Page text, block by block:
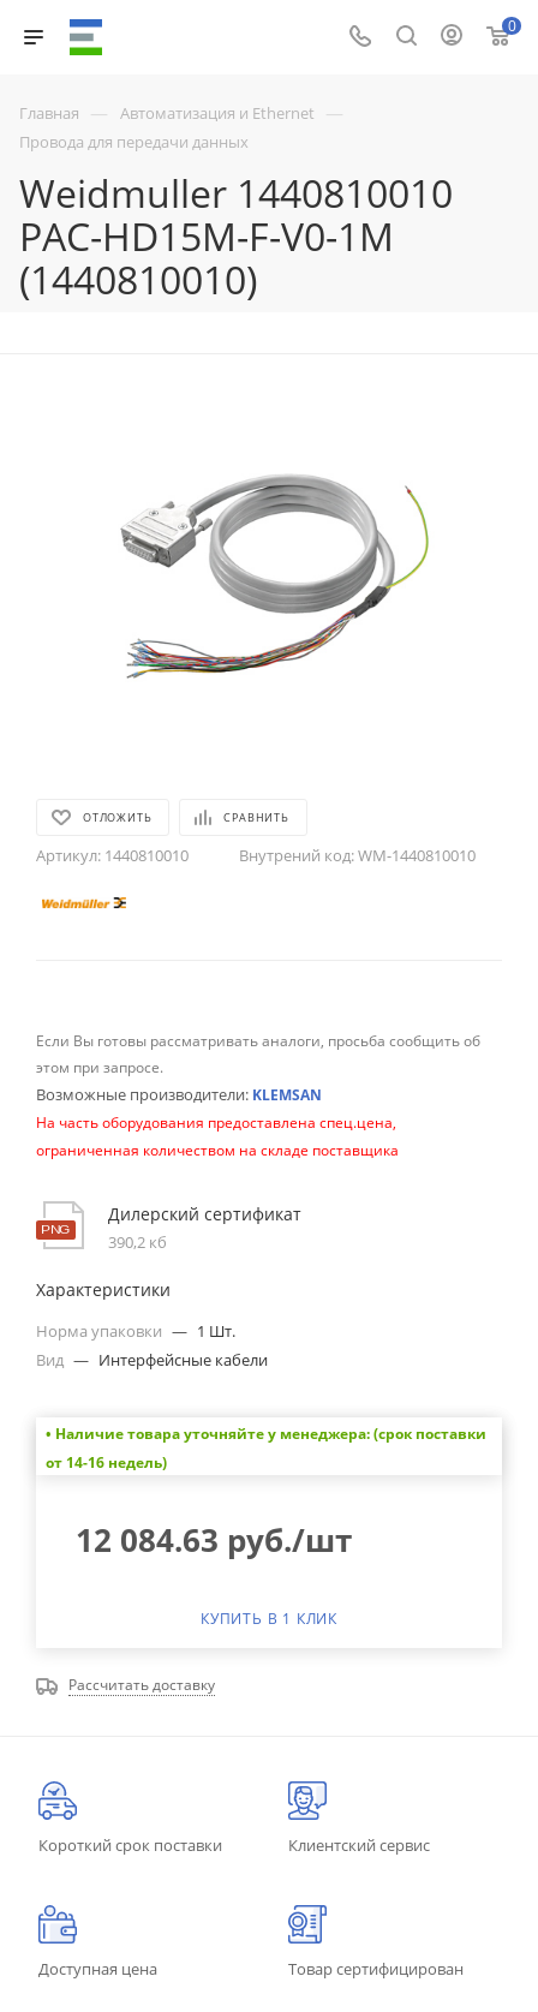
0
Главная — Автоматизация и Ethernet —
Провода для передачи данных
Weidmuller 1440810010
PAC-HD15M-F-V0-1M
(1440810010)
ОТЛОЖИТЬ СРАВНИТЬ
Артикул: 1440810010 Внутрений код:WM-1440810010
Если Вы готовы рассматривать аналоги, просьба сообщить об
этом при запросе.
Возможные производители: KLEMSAN
На часть оборудования предоставлена спец.цена,
ограниченная количеством на складе поставщика
Дилерский сертификат
390,2 кб
Характеристики
Норма упаковки — 1 Шт.
Вид — Интерфейсные кабели
• Наличие товара уточняйте у менеджера: (срок поставки
от 14-16 недель)
12 084.63 руб./шт
КУПИТЬ В 1 КЛИК
Рассчитать доставку
Короткий срок поставки Клиентский сервис
Доступная цена Товар сертифицирован